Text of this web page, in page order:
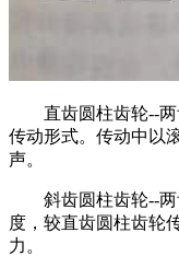
直齿圆柱齿轮--
传动形式。传动中以
声。
斜齿圆柱齿轮--
度，较直齿圆柱齿轮
力。